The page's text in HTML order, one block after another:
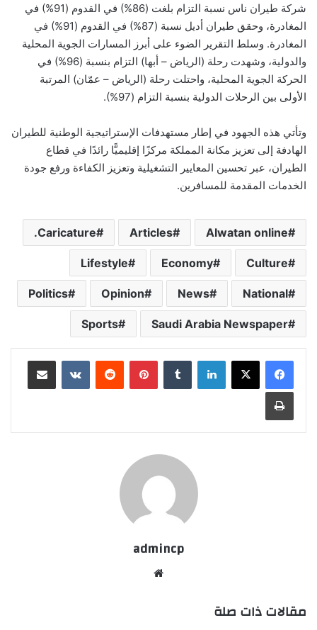
شركة طيران ناس نسبة التزام بلغت (86%) في القدوم (91%) في
المغادرة، وحقق طيران أديل نسبة (87%) في القدوم (91%) في
المغادرة. وسلط التقرير الضوء على أبرز المسارات الجوية المحلية
والدولية، وشهدت رحلة (الرياض – أبها) التزام بنسبة (96%) في
الحركة الجوية المحلية، واحتلت رحلة (الرياض – عمّان) المرتبة
الأولى بين الرحلات الدولية بنسبة التزام (97%).
وتأتي هذه الجهود في إطار مستهدفات الإستراتيجية الوطنية للطيران
الهادفة إلى تعزيز مكانة المملكة مركزًا إقليميًّا رائدًا في قطاع
الطيران، عبر تحسين المعايير التشغيلية وتعزيز الكفاءة ورفع جودة
الخدمات المقدمة للمسافرين.
Alwatan online
Articles
Caricature.
Culture
Economy
Lifestyle
National
News
Opinion
Politics
Saudi Arabia Newspaper
Sports
لينكدإن بينتيريست
admincp
مقالات ذات صلة